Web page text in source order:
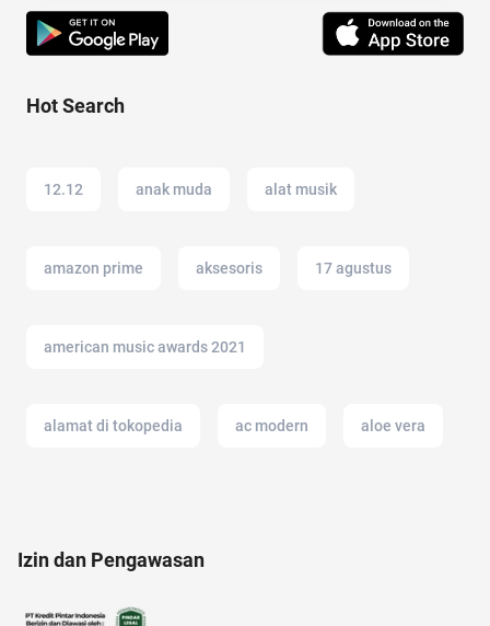
Hot Search
12.12 anak muda alat musik
amazon prime aksesoris 17 agustus
american music awards 2021
alamat di tokopedia ac modern aloe vera
Izin dan Pengawasan